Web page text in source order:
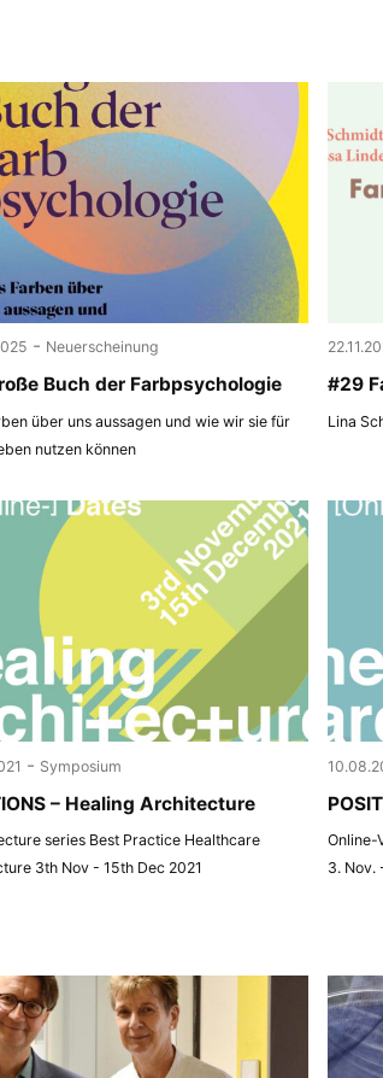
- Neuerscheinung
Buch der Farbpsychologie
über uns aussagen und wie wir sie für
nutzen können
#29
Lina
- Symposium
– Healing Architecture
series Best Practice Healthcare
3th Nov - 15th Dec 2021
Online-
3. Nov.